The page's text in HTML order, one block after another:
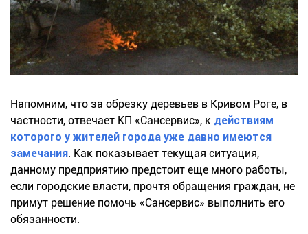
Напомним, что за обрезку деревьев в Кривом Роге, в
частности, отвечает КП «Сансервис», к действиям
которого у жителей города уже давно имеются
замечания. Как показывает текущая ситуация,
данному предприятию предстоит еще много работы,
если городские власти, прочтя обращения граждан, не
примут решение помочь «Сансервис» выполнить его
обязанности.